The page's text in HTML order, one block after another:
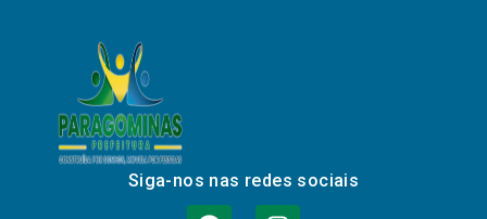
Siga-nos nas redes sociais